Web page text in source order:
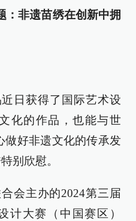
：非遗苗绣在创新中拥
日获得了国际艺术设
化的作品，也能与世
做好非遗文化的传承发
别欣慰。
会主办的2024第三届
计大赛（中国赛区）